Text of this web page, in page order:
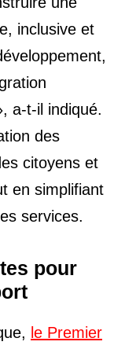
inclusive et
a-t-il indiqué.
des
citoyens et
en simplifiant
services.
pour
le Premier